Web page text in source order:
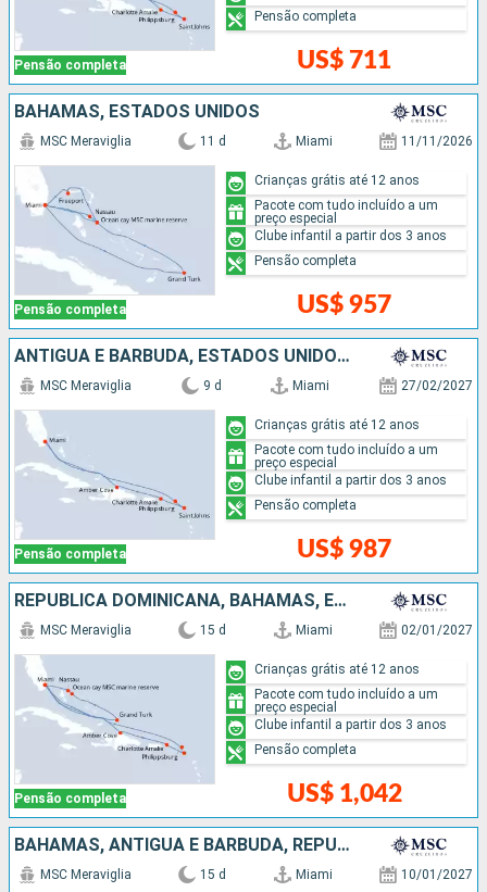
Pensão completa US$ 711
Pensão completa
BAHAMAS, ESTADOS UNIDOS
Pensão completa
MSC Meraviglia 11 d Miami 11/11/2026
US$ 957
Crianças grátis até 12 anos
Pacote com tudo incluído a um
preço especial
Clube infantil a partir dos 3 anos
Pensão completa
ANTIGUA E BARBUDA, ESTADOS UNIDOS, REPUBLICA DOMINICANA
Pensão completa
MSC Meraviglia 9 d Miami 27/02/2027
US$ 987
Crianças grátis até 12 anos
Pacote com tudo incluído a um
preço especial
Clube infantil a partir dos 3 anos
Pensão completa
REPUBLICA DOMINICANA, BAHAMAS, ESTADOS UNIDOS
Pensão completa
MSC Meraviglia 15 d Miami 02/01/2027
US$ 1,042
Crianças grátis até 12 anos
Pacote com tudo incluído a um
preço especial
Clube infantil a partir dos 3 anos
Pensão completa
BAHAMAS, ANTIGUA E BARBUDA, REPUBLICA DOMINICANA, ESTADOS UNIDOS
MSC Meraviglia 15 d Miami 10/01/2027